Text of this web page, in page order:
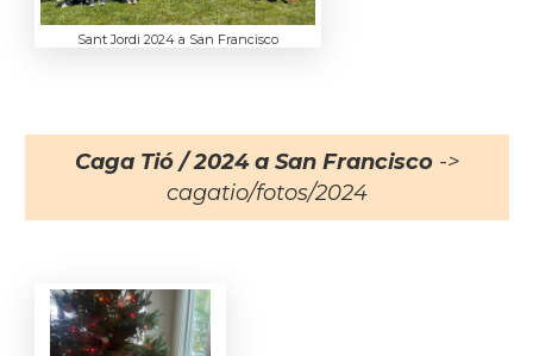
Sant Jordi 2024 a San Francisco
Caga Tió / 2024 a San Francisco->
cagatio/fotos/2024